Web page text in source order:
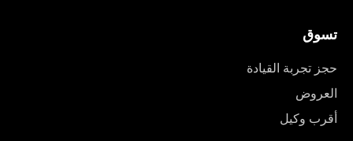
تسوق
حجز تجربة القيادة
العروض
أقرب وكيل